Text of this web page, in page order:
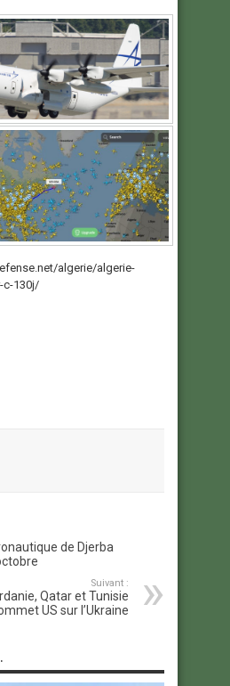
algerie/algerie-
c-130j/
de Djerba
Suivant :
Qatar et Tunisie
US sur l’Ukraine